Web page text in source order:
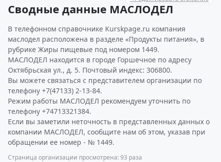
Сводные данные МАСЛОДЕЛ
В телефонном справочнике Kurskpage.ru компания
маслодел расположена в разделе «Продукты питания», в
рубрике Жиры пищевые под номером 1449.
МАСЛОДЕЛ находится в городе Горшечное по адресу
Октябрьская ул., д. 5. Почтовый индекс: 306800.
Вы можете связаться с представителем организации по
телефону +7(47133) 2-13-84.
Режим работы МАСЛОДЕЛ рекомендуем уточнить по
телефону +74713321384.
Если вы заметили неточность в представленных данных о
компании МАСЛОДЕЛ, сообщите нам об этом, указав при
обращении ее номер - № 1449.
Страница организации просмотрена: 93 раза